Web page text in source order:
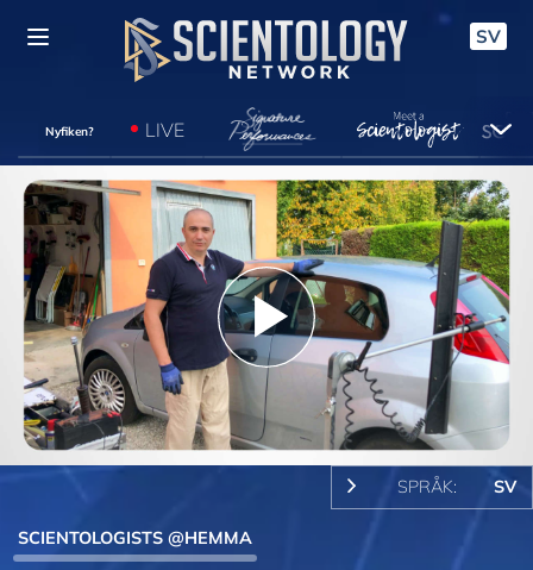
SV
Nyfiken? LIVE
Play
Video
SPRÅK: SV
SCIENTOLOGISTS @HEMMA